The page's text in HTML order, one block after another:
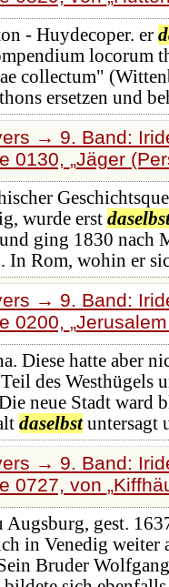
- Huydecoper. er
locorum
collectum"
ersetzen und
→ 9. Band:
0130,
Jäger
wurde erst
ging 1830 nach
In Rom, wohin er
→ 9. Band:
0200,
Diese hatte aber
des Westhügels
neue Stadt ward
daselbstuntersagt
→ 9. Band:
0727, von
Augsburg, gest.
in Venedig weiter
Bruder